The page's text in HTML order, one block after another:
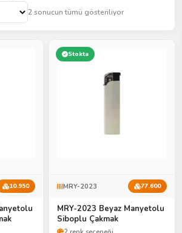
2 sonucun tümü gösteriliyor
10.950
Stokta
MRY-2023 77.600
MRY-2023 Beyaz Manyetolu
Siboplu Çakmak